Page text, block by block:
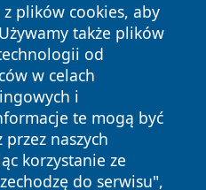
plików cookies, aby
także plików
od
w celach
i
te mogą być
naszych
korzystanie ze
do serwisu",
Wszystkie prawa